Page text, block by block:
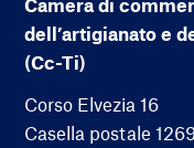
dell’artigianato e
(Cc-Ti)
Corso Elvezia 16
Casella postale